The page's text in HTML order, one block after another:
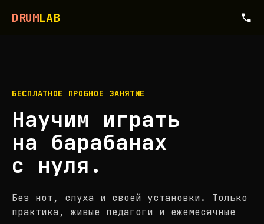
DRUMLAB
БЕСПЛАТНОЕ ПРОБНОЕ ЗАНЯТИЕ
Научим играть
на барабанах
с нуля.
Без нот, слуха и своей установки. Только
практика, живые педагоги и ежемесячные